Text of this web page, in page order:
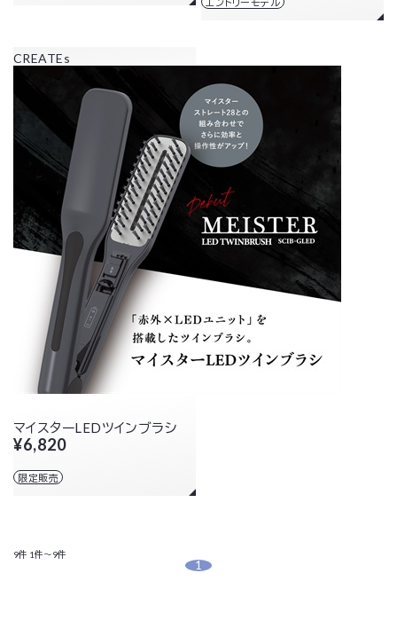
CREATEs
マイスターLEDツインブラシ
¥6,820
限定販売
9件 1件～9件
1